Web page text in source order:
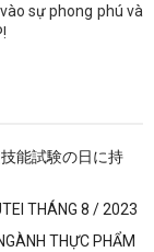
sự phong phú và
技能試験の日に持
THÁNG 8 / 2023
THỰC PHẨM